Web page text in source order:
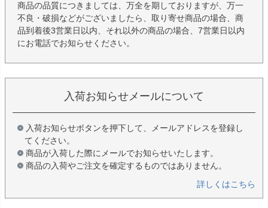
商品の品質につきましては、万全を期しておりますが、万一
不良・破損などがございましたら、取り寄せ商品の場合、商
品到着後3営業日以内、それ以外の商品の場合、7営業日以内
にお電話でお知らせください。
入荷お知らせメールについて
入荷お知らせボタンを押下して、メールアドレスを登録し
てください。
商品が入荷した際にメールでお知らせいたします。
商品の入荷やご注文を確定するものではありません。
詳しくはこちら